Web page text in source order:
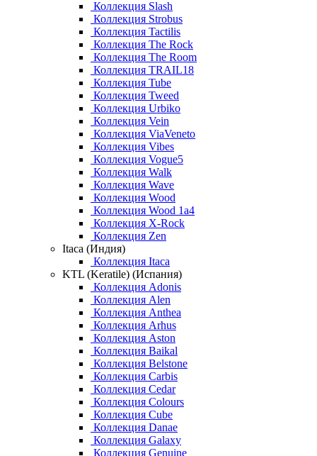
Коллекция Slash
Коллекция Strobus
Коллекция Tactilis
Коллекция The Rock
Коллекция The Room
Коллекция TRAIL18
Коллекция Tube
Коллекция Tweed
Коллекция Urbiko
Коллекция Vein
Коллекция ViaVeneto
Коллекция Vibes
Коллекция Vogue5
Коллекция Walk
Коллекция Wave
Коллекция Wood
Коллекция Wood 1a4
Коллекция X-Rock
Коллекция Zen
Itaca (Индия)
Коллекция Itaca
KTL (Keratile) (Испания)
Коллекция Adonis
Коллекция Alen
Коллекция Anthea
Коллекция Arhus
Коллекция Aston
Коллекция Baikal
Коллекция Belstone
Коллекция Carbis
Коллекция Cedar
Коллекция Colours
Коллекция Cube
Коллекция Danae
Коллекция Galaxy
Коллекция Genuine